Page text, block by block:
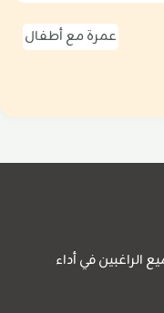
عمرة مع أطفال
في أداء